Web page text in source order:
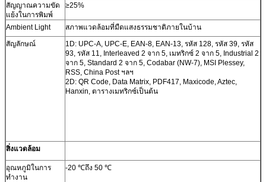
สัญญาณความขัด
แย้งในการพิมพ์
≥25%
Ambient Light
สภาพแวดล้อมที่มืดแสงธรรมชาติภายในบ้าน
สัญลักษณ์
1D: UPC-A, UPC-E, EAN-8, EAN-13, รหัส 128, รหัส 39, รหัส
93, รหัส 11, Interleaved 2 จาก 5, เมทริกซ์ 2 จาก 5, Industrial 2
จาก 5, Standard 2 จาก 5, Codabar (NW-7), MSI Plessey,
RSS, China Post ฯลฯ
2D: QR Code, Data Matrix, PDF417, Maxicode, Aztec,
Hanxin, ตารางเมทริกซ์เป็นต้น
สิ่งแวดล้อม
อุณหภูมิในการ
ทำงาน
-20 ℃ถึง 50 ℃